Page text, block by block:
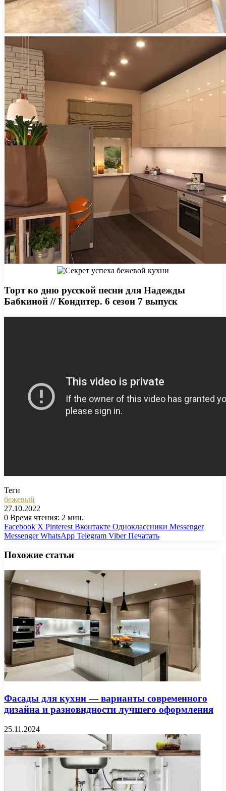
Торт ко дню русской песни для Надежды
Бабкиной // Кондитер. 6 сезон 7 выпуск
Теги
бежевый
27.10.2022
0 Время чтения: 2 мин.
Facebook X Pinterest Вконтакте Одноклассники Messenger
Messenger WhatsApp Telegram Viber Печатать
Похожие статьи
Фасады для кухни — варианты современного
дизайна и разновидности лучшего оформления
25.11.2024